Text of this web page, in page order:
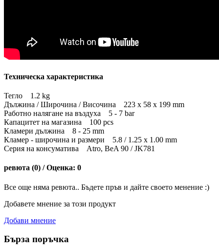
Техническа характеристика
Тегло 1.2 kg
Дължина / Широчина / Височина 223 x 58 x 199 mm
Работно налягане на въздуха 5 - 7 bar
Капацитет на магазина 100 pcs
Кламери дължина 8 - 25 mm
Кламер - широчина и размери 5.8 / 1.25 x 1.00 mm
Серия на консуматива Atro, BeA 90 / JK781
ревюта (0) / Оценка: 0
Все още няма ревюта.. Бъдете пръв и дайте своето менение :)
Добавете мнение за този продукт
Добави мнение
Бърза поръчка